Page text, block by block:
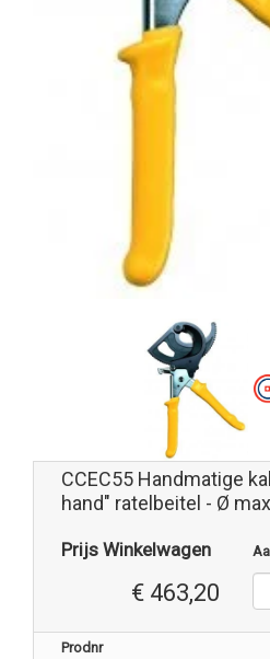
CCEC55 Handmatige
hand" ratelbeitel - Ø
Prijs Winkelwagen
€ 463,20
Prodnr